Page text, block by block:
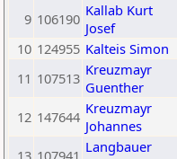
9 106190 Kallab Kurt
Josef
10 124955 Kalteis Simon
11 107513 Kreuzmayr
Guenther
12 147644 Kreuzmayr
Johannes
13 107941 Langbauer